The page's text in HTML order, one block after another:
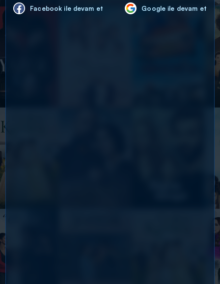
Facebook ile devam et Google ile devam et